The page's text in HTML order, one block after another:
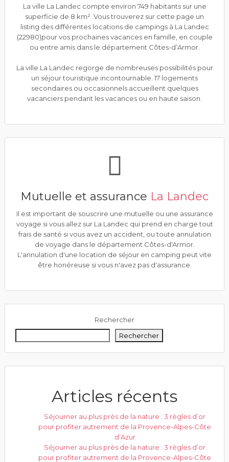
La ville La Landec compte environ 749 habitants sur une
superficie de 8 km². Vous trouverez sur cette page un
listing des différentes locations de campings à La Landec
(22980)pour vos prochaines vacances en famille, en couple
ou entre amis dans le département Côtes-d’Armor.
La ville La Landec regorge de nombreuses possibilités pour
un séjour touristique incontournable. 17 logements
secondaires ou occasionnels accueillent quelques
vacanciers pendant les vacances ou en haute saison.
Mutuelle et assurance La Landec
Il est important de souscrire une mutuelle ou une assurance
voyage si vous allez sur La Landec qui prend en charge tout
frais de santé si vous avez un accident, ou toute annulation
de voyage dans le département Côtes-d'Armor.
L'annulation d'une location de séjour en camping peut vite
être honéreuse si vous n'avez pas d'assurance.
Rechercher
Rechercher
Articles récents
Séjourner au plus près de la nature : 3 règles d’or
pour profiter autrement de la Provence-Alpes-Côte
d’Azur
Séjourner au plus près de la nature : 3 règles d’or
pour profiter autrement de la Provence-Alpes-Côte